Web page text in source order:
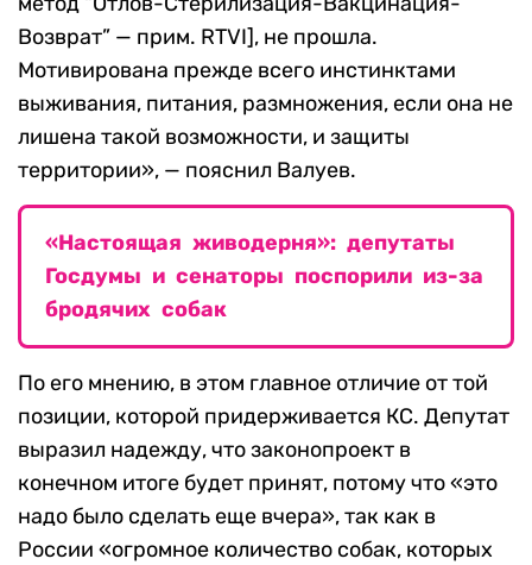
Возврат” — прим. RTVI], не прошла.
Мотивирована прежде всего инстинктами
выживания, питания, размножения, если она не
лишена такой возможности, и защиты
территории», — пояснил Валуев.
«Настоящая живодерня»: депутаты
Госдумы и сенаторы поспорили из-за
бродячих собак
По его мнению, в этом главное отличие от той
позиции, которой придерживается КС. Депутат
выразил надежду, что законопроект в
конечном итоге будет принят, потому что «это
надо было сделать еще вчера», так как в
России «огромное количество собак, которых